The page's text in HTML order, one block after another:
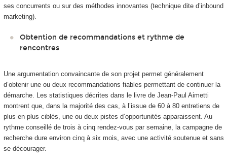
ses concurrents ou sur des méthodes innovantes (technique dite d’inbound
marketing).
Obtention de recommandations et rythme de
rencontres
Une argumentation convaincante de son projet permet généralement
d’obtenir une ou deux recommandations fiables permettant de continuer la
démarche. Les statistiques décrites dans le livre de Jean-Paul Aimetti
montrent que, dans la majorité des cas, à l’issue de 60 à 80 entretiens de
plus en plus ciblés, une ou deux pistes d’opportunités apparaissent. Au
rythme conseillé de trois à cinq rendez-vous par semaine, la campagne de
recherche dure environ cinq à six mois, avec une activité soutenue et sans
se décourager.